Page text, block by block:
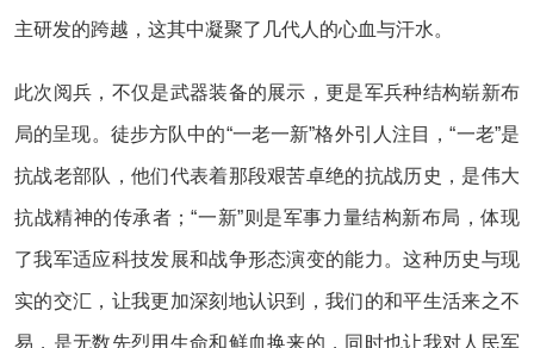
主研发的跨越，这其中凝聚了几代人的心血与汗水。
此次阅兵，不仅是武器装备的展示，更是军兵种结构崭新布
局的呈现。徒步方队中的“一老一新”格外引人注目，“一老”是
抗战老部队，他们代表着那段艰苦卓绝的抗战历史，是伟大
抗战精神的传承者；“一新”则是军事力量结构新布局，体现
了我军适应科技发展和战争形态演变的能力。这种历史与现
实的交汇，让我更加深刻地认识到，我们的和平生活来之不
易，是无数先烈用生命和鲜血换来的，同时也让我对人民军